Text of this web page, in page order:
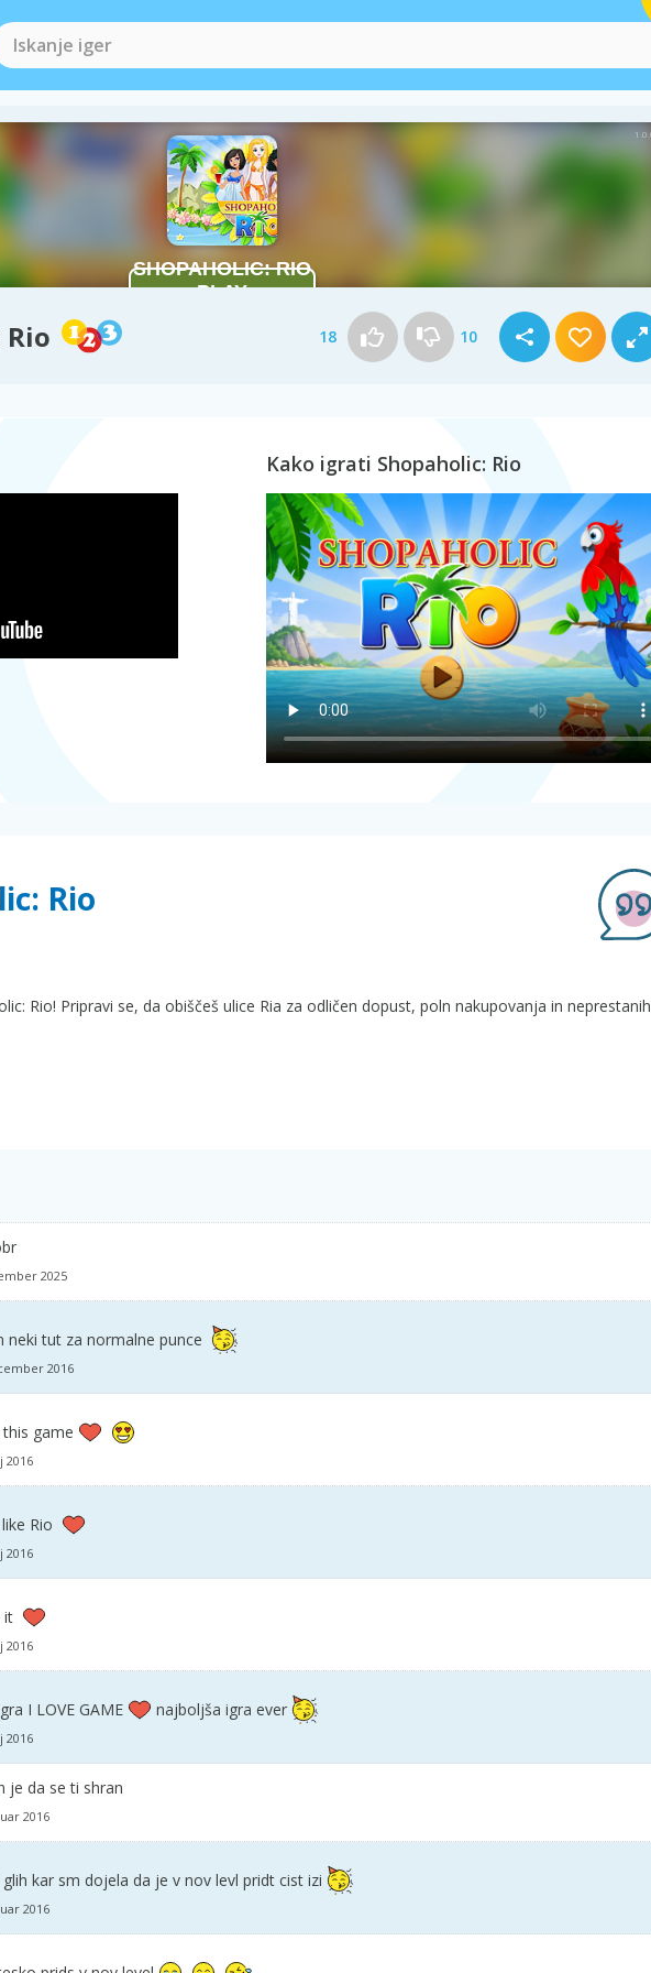
18 10
Kako igrati Shopaholic: Rio
Rio
Rio! Pripravi se, da obiščeš ulice Ria za odličen dopust, poln nakupovanja in neprestanih
2025
neki tut za normalne punce
2016
game
2016
Rio
2016
it
2016
I LOVE GAME najboljša igra ever
2016
je da se ti shran
2016
kar sm dojela da je v nov levl pridt cist izi
2016